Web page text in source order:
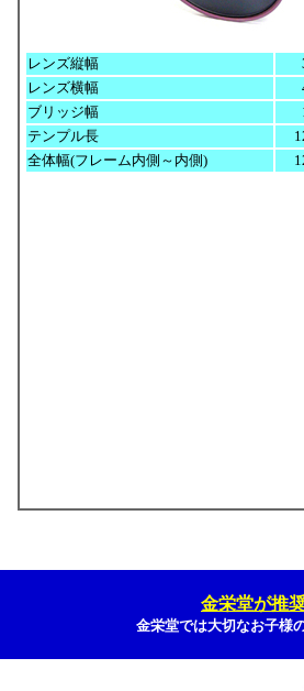
レンズ縦幅
レンズ横幅
ブリッジ幅
テンプル長
全体幅(フレーム内側～内側)
金栄堂が推
金栄堂では大切なお子様